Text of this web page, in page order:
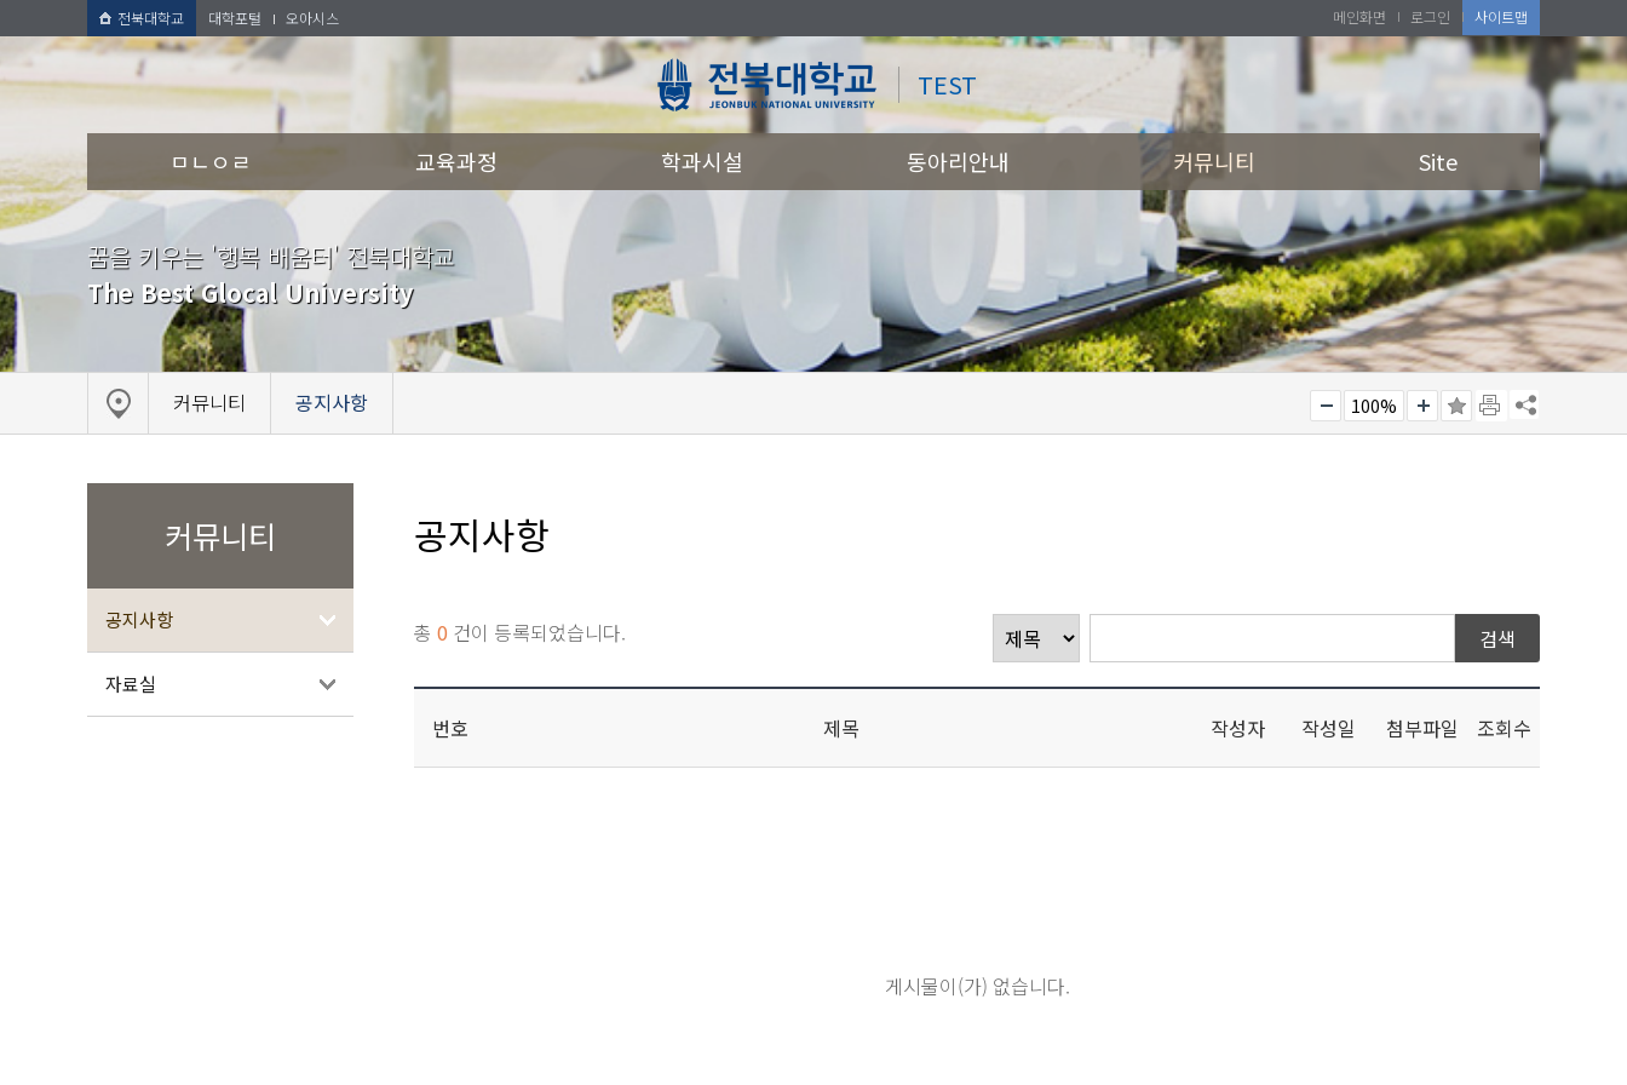
전북대학교 대학포털 오아시스
TEST
메인화면 로그인 사이트맵
ㅁㄴㅇㄹ 교육과정 학과시설 동아리안내 커뮤니티 Site
꿈을 키우는 '행복 배움터' 전북대학교
The Best Glocal University
커뮤니티 공지사항 100%
커뮤니티
공지사항
자료실
공지사항
총 0 건이 등록되었습니다.
번호 제목 작성자 작성일 첨부파일 조회수
게시물이(가) 없습니다.